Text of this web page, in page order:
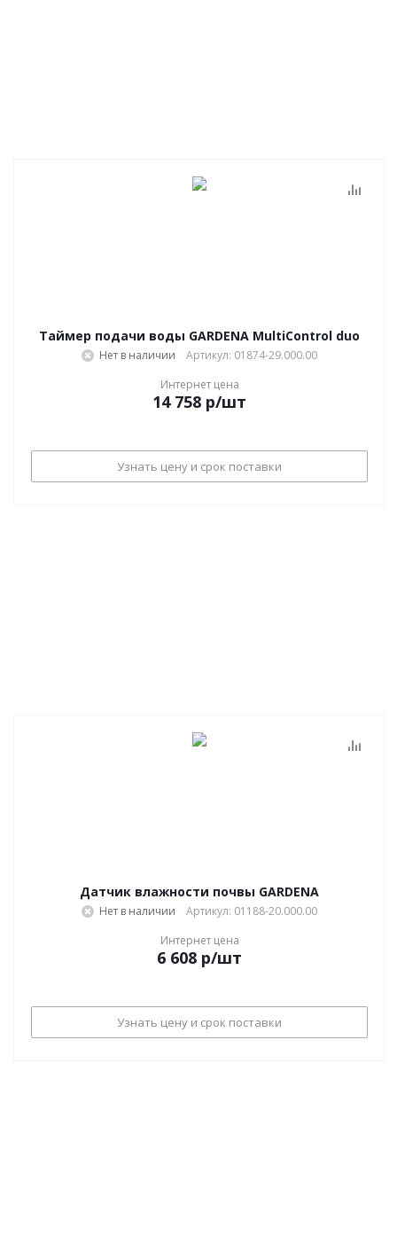
Таймер подачи воды GARDENA MultiControl duo
Нет в наличии
Артикул: 01874-29.000.00
Интернет цена
14 758 р/шт
Узнать цену и срок поставки
Датчик влажности почвы GARDENA
Нет в наличии
Артикул: 01188-20.000.00
Интернет цена
6 608 р/шт
Узнать цену и срок поставки